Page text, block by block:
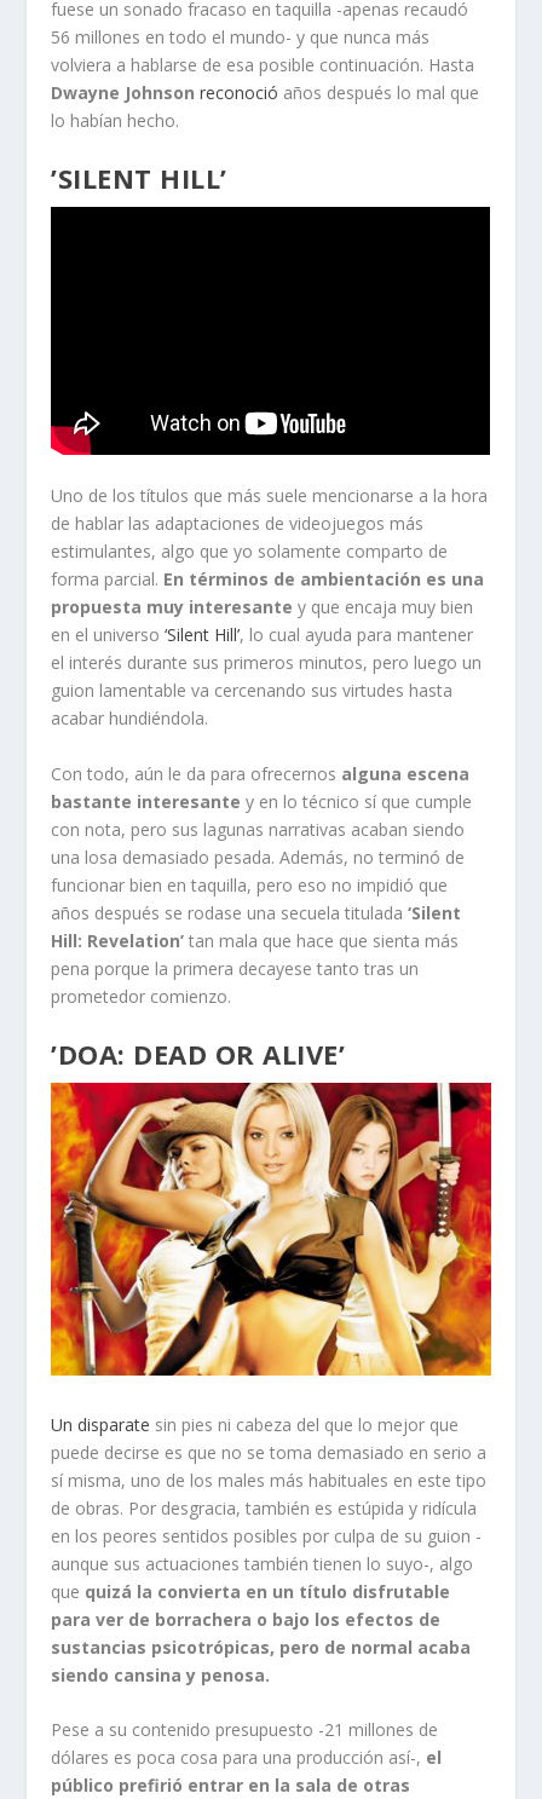
fuese un sonado fracaso en taquilla -apenas recaudó
56 millones en todo el mundo- y que nunca más
volviera a hablarse de esa posible continuación. Hasta
Dwayne Johnson reconoció años después lo mal que
lo habían hecho.
’SILENT HILL’
Uno de los títulos que más suele mencionarse a la hora
de hablar las adaptaciones de videojuegos más
estimulantes, algo que yo solamente comparto de
forma parcial. En términos de ambientación es una
propuesta muy interesante y que encaja muy bien
en el universo‘Silent Hill’, lo cual ayuda para mantener
el interés durante sus primeros minutos, pero luego un
guion lamentable va cercenando sus virtudes hasta
acabar hundiéndola.
Con todo, aún le da para ofrecernos alguna escena
bastante interesante y en lo técnico sí que cumple
con nota, pero sus lagunas narrativas acaban siendo
una losa demasiado pesada. Además, no terminó de
funcionar bien en taquilla, pero eso no impidió que
años después se rodase una secuela titulada‘Silent
Hill: Revelation’ tan mala que hace que sienta más
pena porque la primera decayese tanto tras un
prometedor comienzo.
’DOA: DEAD OR ALIVE’
Un disparate sin pies ni cabeza del que lo mejor que
puede decirse es que no se toma demasiado en serio a
sí misma, uno de los males más habituales en este tipo
de obras. Por desgracia, también es estúpida y ridícula
en los peores sentidos posibles por culpa de su guion -
aunque sus actuaciones también tienen lo suyo-, algo
que quizá la convierta en un título disfrutable
para ver de borrachera o bajo los efectos de
sustancias psicotrópicas, pero de normal acaba
siendo cansina y penosa.
Pese a su contenido presupuesto -21 millones de
dólares es poca cosa para una producción así-, el
público prefirió entrar en la sala de otras